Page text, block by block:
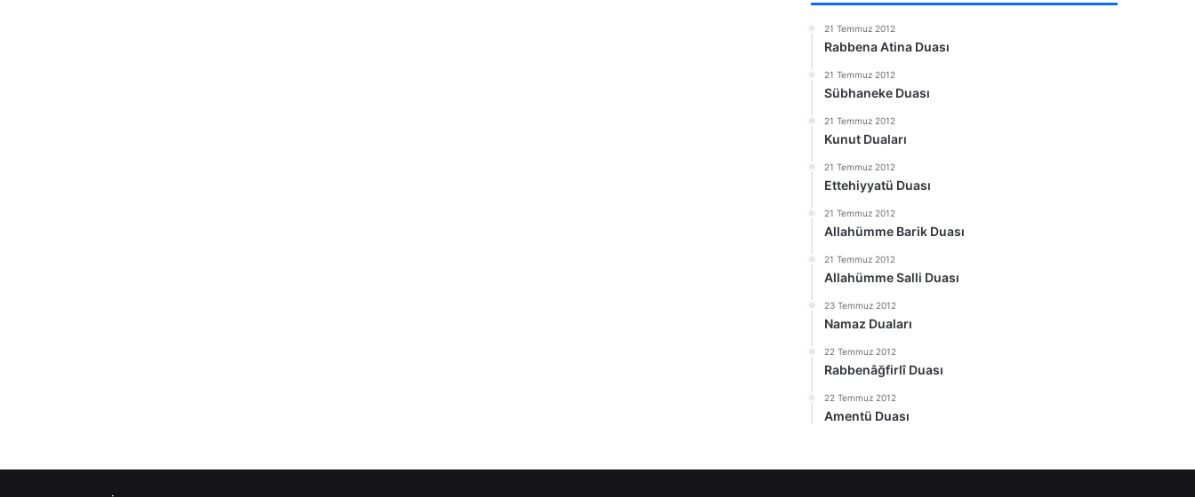
21 Temmuz 2012
Rabbena Atina Duası
21 Temmuz 2012
Sübhaneke Duası
21 Temmuz 2012
Kunut Duaları
21 Temmuz 2012
Ettehiyyatü Duası
21 Temmuz 2012
Allahümme Barik Duası
21 Temmuz 2012
Allahümme Salli Duası
23 Temmuz 2012
Namaz Duaları
22 Temmuz 2012
Rabbenâğfirlî Duası
22 Temmuz 2012
Amentü Duası